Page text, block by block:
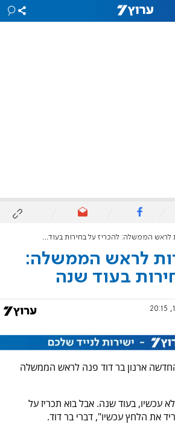
הממשלה: להכריז על בחירות בעוד שנה
לראש הממשלה:
בעוד שנה
ארנון בר דוד פנה לראש הממשלה
עכשיו, בעוד שנה. אבל בוא תכריז על